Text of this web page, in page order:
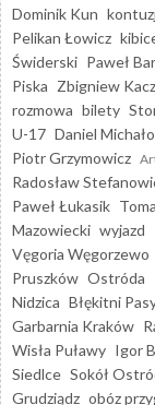
Dominik Kun
Pelikan Łowicz
Świderski Paweł
Piska Zbigniew
rozmowa bilety
U-17 Daniel
Piotr Grzymowicz
Radosław
Paweł Łukasik
Mazowiecki wyjazd
Vęgoria Węgorzewo
Pruszków Ostróda
Nidzica Błękitni
Garbarnia Kraków
Wisła Puławy Igor
Siedlce Sokół
Grudziądz obóz